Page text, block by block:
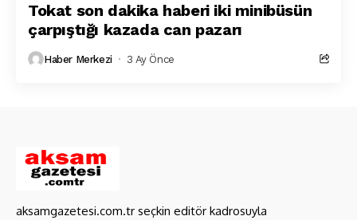
Tokat son dakika haberi iki minibüsün
çarpıştığı kazada can pazarı
Haber Merkezi 3 Ay Önce
aksamgazetesi.com.tr seçkin editör kadrosuyla